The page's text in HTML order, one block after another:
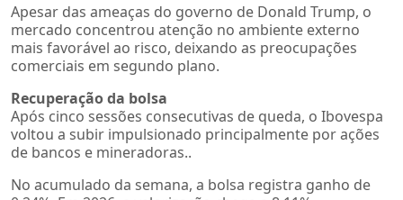
Apesar das ameaças do governo de Donald Trump, o
mercado concentrou atenção no ambiente externo
mais favorável ao risco, deixando as preocupações
comerciais em segundo plano.
Recuperação da bolsa
Após cinco sessões consecutivas de queda, o Ibovespa
voltou a subir impulsionado principalmente por ações
de bancos e mineradoras..
No acumulado da semana, a bolsa registra ganho de